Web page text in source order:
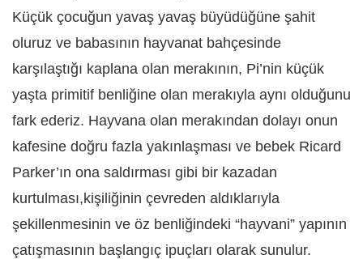
Küçük çocuğun yavaş yavaş büyüdüğüne şahit
oluruz ve babasının hayvanat bahçesinde
karşılaştığı kaplana olan merakının, Pi’nin küçük
yaşta primitif benliğine olan merakıyla aynı olduğunu
fark ederiz. Hayvana olan merakından dolayı onun
kafesine doğru fazla yakınlaşması ve bebek Ricard
Parker’ın ona saldırması gibi bir kazadan
kurtulması,kişiliğinin çevreden aldıklarıyla
şekillenmesinin ve öz benliğindeki “hayvani” yapının
çatışmasının başlangıç ipuçları olarak sunulur.